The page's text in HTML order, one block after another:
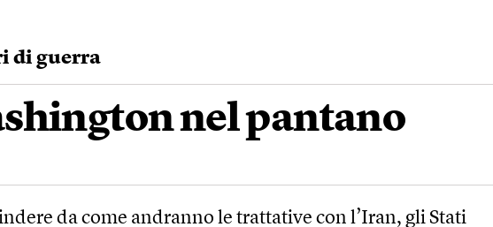
di guerra
nel pantano
da come andranno le trattative con l’Iran, gli Stati